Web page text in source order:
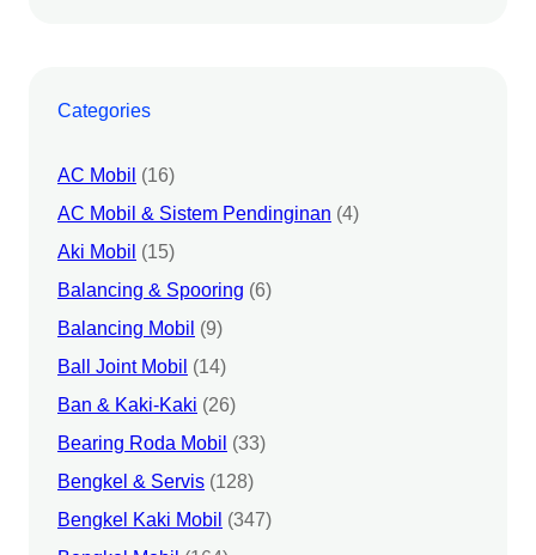
Categories
AC Mobil (16)
AC Mobil & Sistem Pendinginan (4)
Aki Mobil (15)
Balancing & Spooring (6)
Balancing Mobil (9)
Ball Joint Mobil (14)
Ban & Kaki-Kaki (26)
Bearing Roda Mobil (33)
Bengkel & Servis (128)
Bengkel Kaki Mobil (347)